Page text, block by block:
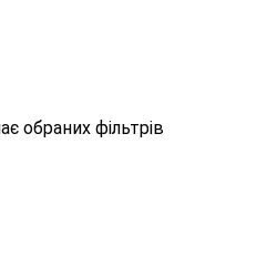
обраних фільтрів